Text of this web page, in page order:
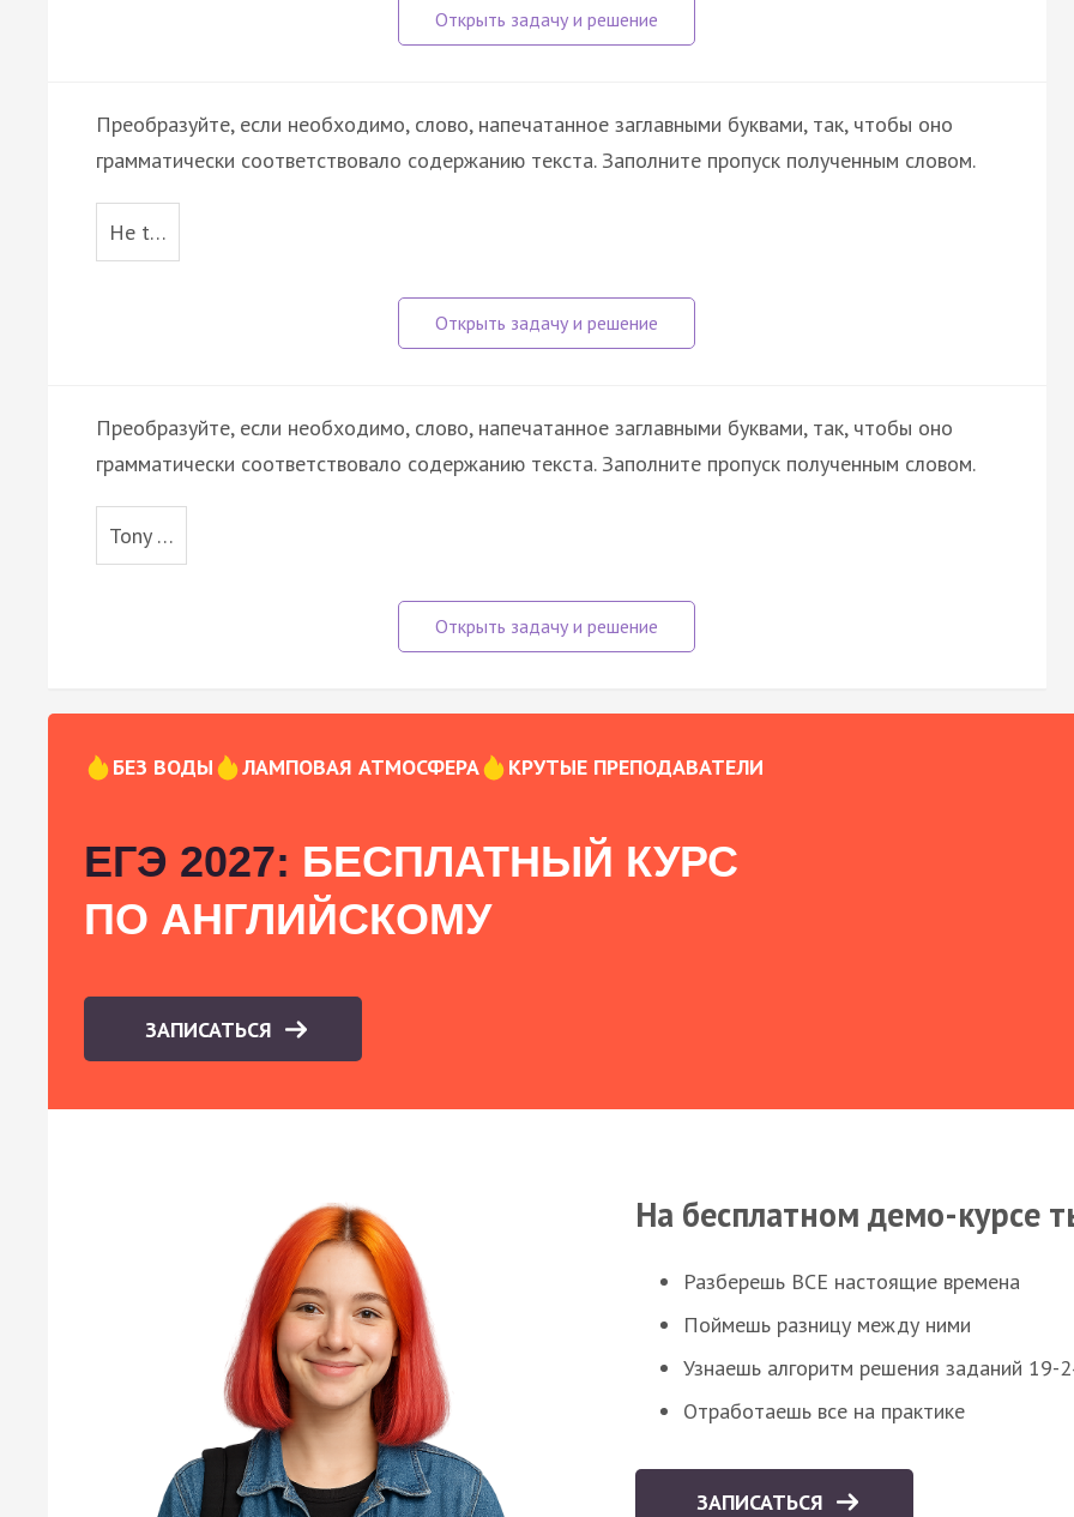
Преобразуйте, если необходимо, слово, напечатанное заглавными буквами, так, чтобы оно
грамматически соответствовало содержанию текста. Заполните пропуск полученным словом.
He t…
Преобразуйте, если необходимо, слово, напечатанное заглавными буквами, так, чтобы оно
грамматически соответствовало содержанию текста. Заполните пропуск полученным словом.
Tony …
БЕЗ ВОДЫ ЛАМПОВАЯ АТМОСФЕРА КРУТЫЕ ПРЕПОДАВАТЕЛИ
ЕГЭ 2027: БЕСПЛАТНЫЙ КУРС
ПО АНГЛИЙСКОМУ
ЗАПИСАТЬСЯ
На бесплатном демо-курсе
Разберешь ВСЕ настоящие времена
Поймешь разницу между ними
Узнаешь алгоритм решения заданий 19-
Отработаешь все на практике
ЗАПИСАТЬСЯ